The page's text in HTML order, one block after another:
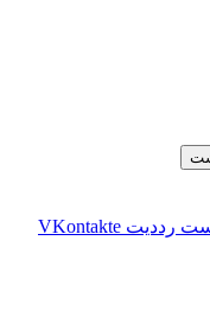
‫رددیت ‫VKontakte